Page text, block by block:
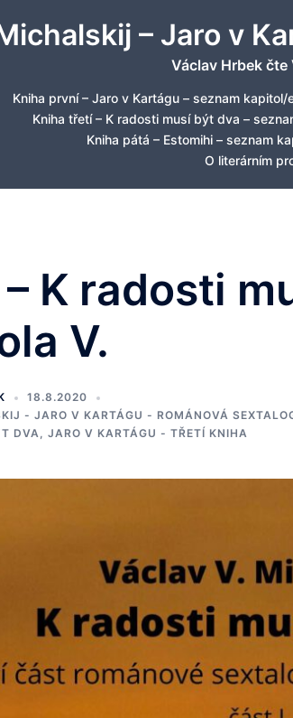
– Jaro v
Václav Hrbek
Kniha první – Jaro v Kartágu – seznam kapitol/
Kniha třetí – K radosti musí být dva –
Kniha pátá – Estomihi – seznam
O literárním
– K radosti
V.
18.8.2020
- JARO V KARTÁGU - ROMÁNOVÁ
DVA, JARO V KARTÁGU - TŘETÍ KNIHA